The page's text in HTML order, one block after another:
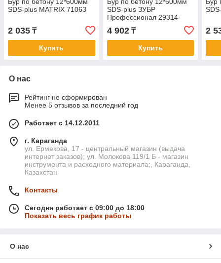
Бур по бетону 12*600мм
SDS-plus MATRIX 71063
2 035 ₸
Купить
Бур по бетону 12*600мм
SDS-plus ЗУБР
Профессионал 29314-
600-12_z02
4 902₸
Купить
Бур
2
О нас
Рейтинг не сформирован
Менее 5 отзывов за последний год
Работает с 14.12.2011
г. Караганда
ул. Ермекова, 17 - центральный магазин (выдача
интернет заказов); ул. Молокова 119/1 Б - магазин
инструмента и расходного материала;, Караганда,
Казахстан
Контакты
Сегодня работает с 09:00 до 18:00
Показать весь график работы
О нас